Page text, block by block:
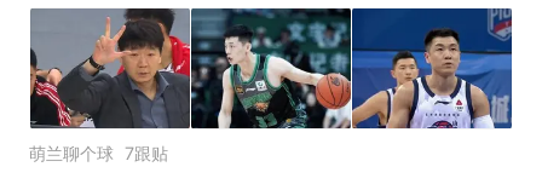
萌兰聊个球 7跟贴